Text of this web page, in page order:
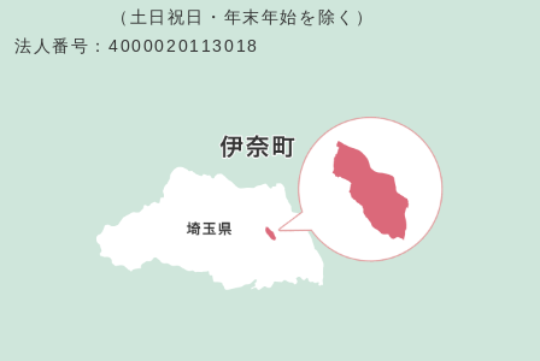
（土日祝日・年末年始を除く）
法人番号：4000020113018